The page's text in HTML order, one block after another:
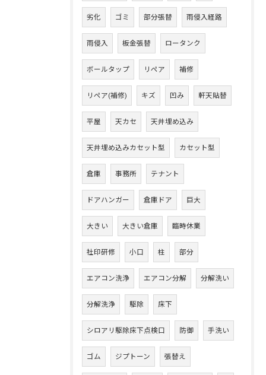
劣化 ゴミ 部分張替 雨侵入経路
雨侵入 板金張替 ロータンク
ボールタップ リペア 補修
リペア(補修) キズ 凹み 軒天貼替
平屋 天カセ 天井埋め込み
天井埋め込みカセット型 カセット型
倉庫 事務所 テナント
ドアハンガー 倉庫ドア 巨大
大きい 大きい倉庫 臨時休業
社印研修 小口 柱 部分
エアコン洗浄 エアコン分解 分解洗い
分解洗浄 駆除 床下
シロアリ駆除床下点検口 防御 手洗い
ゴム ジプトーン 張替え